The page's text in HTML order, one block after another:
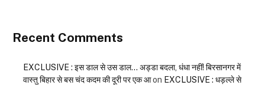
Recent Comments
EXCLUSIVE : इस डाल से उस डाल… अड्डा बदला, धंधा नहीं! बिरसानगर में
वास्तु बिहार से बस चंद कदम की दूरी पर एक आon EXCLUSIVE : धड़ल्ले से